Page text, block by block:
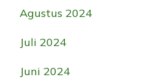
Agustus 2024
Juli 2024
Juni 2024